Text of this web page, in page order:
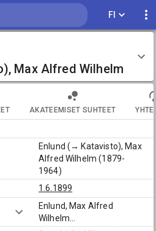
FI
Max Alfred Wilhelm
AKATEEMISET SUHTEET
Enlund (→ Katavisto), Max
Alfred Wilhelm (1879-
1964)
1.6.1899
Enlund, Max Alfred
Wilhelm